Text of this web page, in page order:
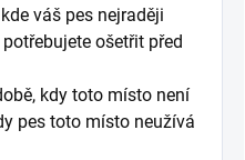
váš pes nejraději
ošetřit před
kdy toto místo není
pes toto místo neužívá